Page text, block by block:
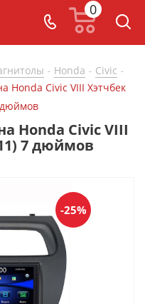
0
- Honda - Civic -
Honda Civic VIII Хэтчбек
дюймов
Honda Civic VIII
7 дюймов
-25%